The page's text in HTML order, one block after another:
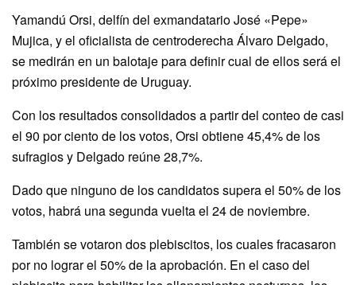
Yamandú Orsi, delfín del exmandatario José «Pepe»
Mujica, y el oficialista de centroderecha Álvaro Delgado,
se medirán en un balotaje para definir cual de ellos será el
próximo presidente de Uruguay.
Con los resultados consolidados a partir del conteo de casi
el 90 por ciento de los votos, Orsi obtiene 45,4% de los
sufragios y Delgado reúne 28,7%.
Dado que ninguno de los candidatos supera el 50% de los
votos, habrá una segunda vuelta el 24 de noviembre.
También se votaron dos plebiscitos, los cuales fracasaron
por no lograr el 50% de la aprobación. En el caso del